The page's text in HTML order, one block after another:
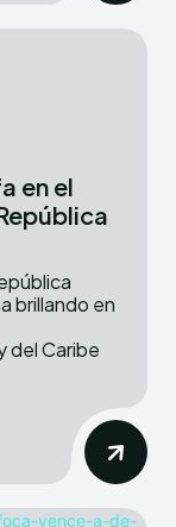
en el
brillando en
del Caribe